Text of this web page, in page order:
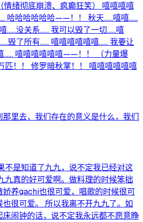
绪彻底崩溃、疯癫狂笑） 嘻嘻嘻嘻
哈哈哈哈哈哈——！！ 秋天……嘻嘻……
……没关系…… 我可以毁了一切……嘻
毁了所有…… 嘻嘻嘻嘻嘻嘻…… 我要让
…… 嘻嘻嘻嘻嘻嘻——！！ （力量爆
匹！！ 修罗暗秋掌！！ 嘻嘻嘻嘻嘻嘻
里去，我们存在的意义是什么，我们
不是知道了九九，说不定我已经对这
九真的好可爱啊。做料理的时候笨拙
娇养gachi也很可爱，唱歌的时候很可
很可爱。 所以我离不开九九了。如
闹钟的话，说不定我永远都不愿意睁